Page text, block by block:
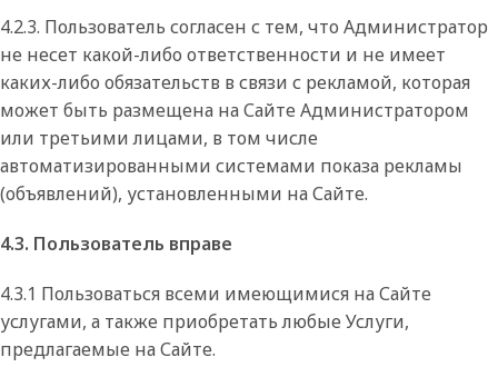
4.2.3. Пользователь согласен с тем, что Администратор
не несет какой-либо ответственности и не имеет
каких-либо обязательств в связи с рекламой, которая
может быть размещена на Сайте Администратором
или третьими лицами, в том числе
автоматизированными системами показа рекламы
(объявлений), установленными на Сайте.
4.3. Пользователь вправе
4.3.1 Пользоваться всеми имеющимися на Сайте
услугами, а также приобретать любые Услуги,
предлагаемые на Сайте.